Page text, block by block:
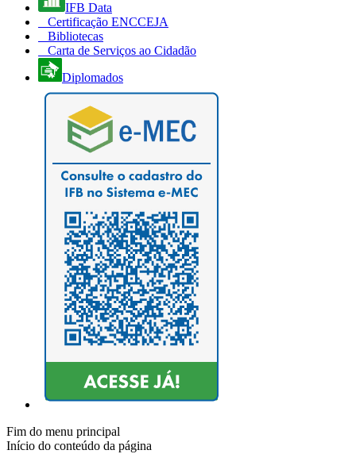
IFB Data
Certificação ENCCEJA
Bibliotecas
Carta de Serviços ao Cidadão
Diplomados
Fim do menu principal
Início do conteúdo da página